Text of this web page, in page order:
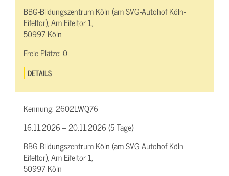
BBG-Bildungszentrum Köln (am SVG-Autohof Köln-
Eifeltor), Am Eifeltor 1,
50997 Köln
Freie Plätze:0
DETAILS
Kennung:2602LWQ76
16.11.2026 – 20.11.2026 (5 Tage)
BBG-Bildungszentrum Köln (am SVG-Autohof Köln-
Eifeltor), Am Eifeltor 1,
50997 Köln